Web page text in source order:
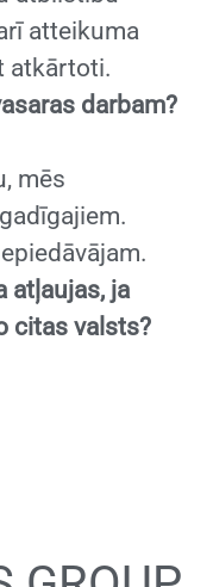
atteikuma
atkārtoti.
darbam?
mēs
atļaujas, ja
citas valsts?